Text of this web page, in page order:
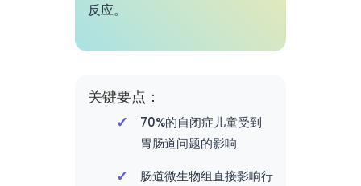
反应。
关键要点：
70%的自闭症儿童受到
胃肠道问题的影响
肠道微生物组直接影响行